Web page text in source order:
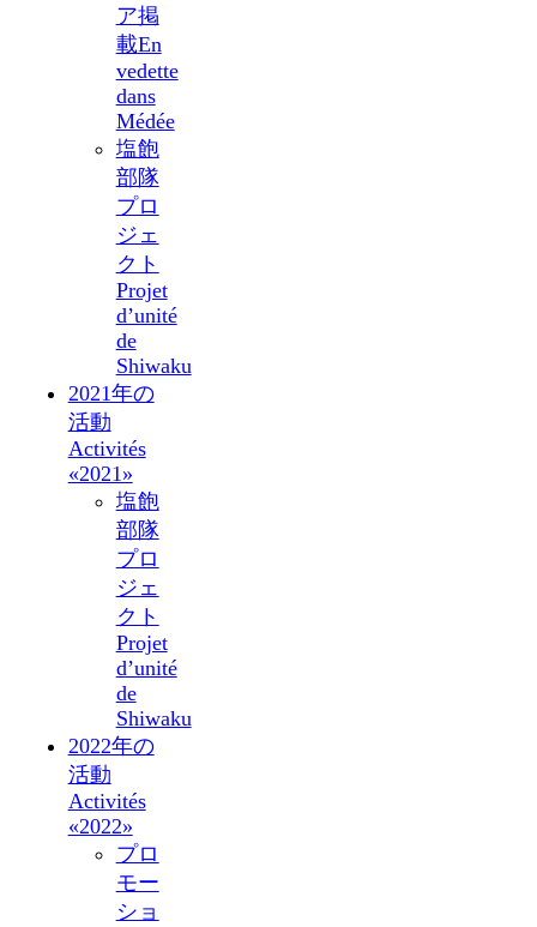
ア掲
載En
vedette
dans
Médée
塩飽
部隊
プロ
ジェ
クト
Projet
d’unité
de
Shiwaku
2021年の
活動
Activités
«2021»
塩飽
部隊
プロ
ジェ
クト
Projet
d’unité
de
Shiwaku
2022年の
活動
Activités
«2022»
プロ
モー
ショ